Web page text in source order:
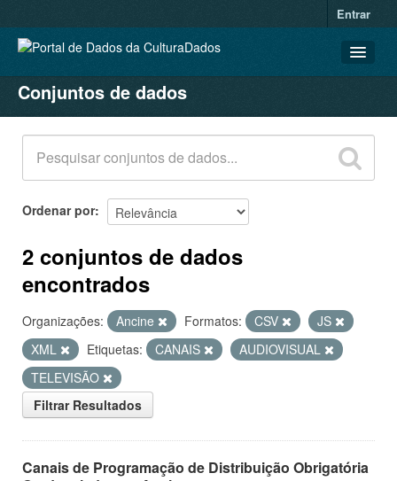
Entrar
CONJUNTOS DE DADOS
ORGANIZAÇÕES
GRUPOS
SOBRE
Conjuntos de dados
Ordenar por
2 conjuntos de dados
encontrados
Organizações: Ancine Formatos: CSV
JS
XML
Etiquetas: CANAIS
AUDIOVISUAL
TELEVISÃO
Filtrar Resultados
Canais de Programação de Distribuição Obrigatória